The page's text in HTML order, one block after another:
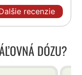
recenzie
DÓZU?